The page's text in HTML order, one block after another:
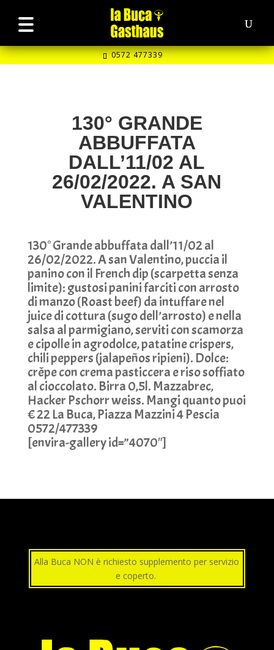
0572 477339
130° GRANDE
ABBUFFATA
DALL’11/02 AL
26/02/2022. A SAN
VALENTINO
130° Grande abbuffata dall’11/02 al
26/02/2022. A san Valentino, puccia il
panino con il French dip (scarpetta senza
limite): gustosi panini farciti con arrosto
di manzo (Roast beef) da intuffare nel
juice di cottura (sugo dell’arrosto) e nella
salsa al parmigiano, serviti con scamorza
e cipolle in agrodolce, patatine crispers,
chili peppers (jalapeños ripieni). Dolce:
crêpe con crema pasticcera e riso soffiato
al cioccolato. Birra 0,5l. Mazzabrec,
Hacker Pschorr weiss. Mangi quanto puoi
€ 22 La Buca, Piazza Mazzini 4 Pescia
0572/477339
[envira-gallery id=”4070″]
Alla Buca NON è richiesto supplemento per servizio
e coperto.